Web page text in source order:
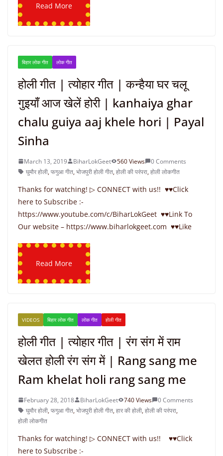
Read More
बिहार लोक गीत लोक गीत
होली गीत | त्योहार गीत | कन्हैया घर चलू
गुइयाँ आज खेलें होरी | kanhaiya ghar
chalu guiya aaj khele hori | Payal
Sinha
March 13, 2019 BiharLokGeet 560 Views
0 Comments
घुमौर होली,फगुआ गीत,भोजपुरी होली गीत,होली की परंपरा,होली लोकगीत
Thanks for watching! ▷ CONNECT with us!! ♥♥Click
here to Subscribe :-
https://www.youtube.com/c/BiharLokGeet ♥♥Link To
Our website – https://www.biharlokgeet.com ♥♥Like
Read More
VIDEOS बिहार लोक गीत लोक गीत होली गीत
होली गीत | त्योहार गीत | रंग संग में राम
खेलत होली रंग संग में | Rang sang me
Ram khelat holi rang sang me
February 28, 2018 BiharLokGeet 740 Views
0 Comments
घुमौर होली,फगुआ गीत,भोजपुरी होली गीत,हार की होली,होली की परंपरा,
होली लोकगीत
Thanks for watching! ▷ CONNECT with us!! ♥♥Click
here to Subscribe :-